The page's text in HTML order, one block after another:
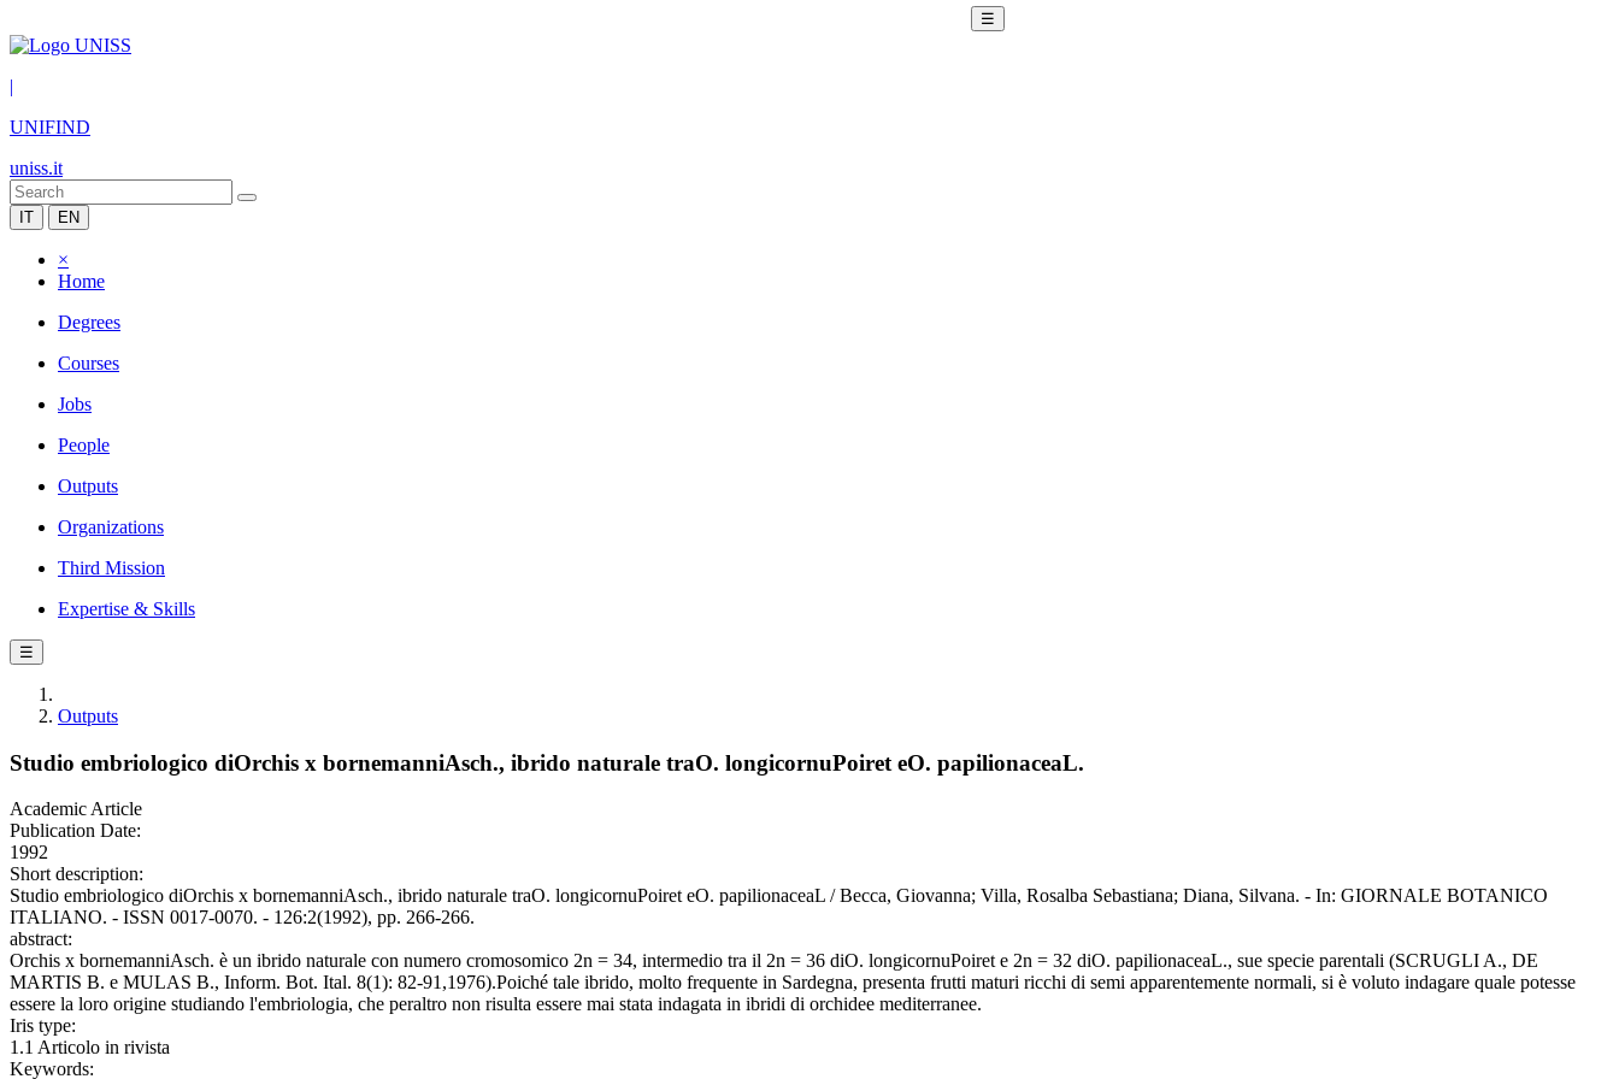
☰
|
UNIFIND
uniss.it
IT EN
×
Home
Degrees
Courses
Jobs
People
Outputs
Organizations
Third Mission
Expertise & Skills
☰
Outputs
Studio embriologico diOrchis x bornemanniAsch., ibrido naturale traO. longicornuPoiret eO. papilionaceaL.
Academic Article
Publication Date:
1992
Short description:
Studio embriologico diOrchis x bornemanniAsch., ibrido naturale traO. longicornuPoiret eO. papilionaceaL / Becca, Giovanna; Villa, Rosalba Sebastiana; Diana, Silvana. - In: GIORNALE BOTANICO
ITALIANO. - ISSN 0017-0070. - 126:2(1992), pp. 266-266.
abstract:
Orchis x bornemanniAsch. è un ibrido naturale con numero cromosomico 2n = 34, intermedio tra il 2n = 36 diO. longicornuPoiret e 2n = 32 diO. papilionaceaL., sue specie parentali (SCRUGLI A., DE
MARTIS B. e MULAS B., Inform. Bot. Ital. 8(1): 82-91,1976).Poiché tale ibrido, molto frequente in Sardegna, presenta frutti maturi ricchi di semi apparentemente normali, si è voluto indagare quale potesse
essere la loro origine studiando l'embriologia, che peraltro non risulta essere mai stata indagata in ibridi di orchidee mediterranee.
Iris type:
1.1 Articolo in rivista
Keywords: